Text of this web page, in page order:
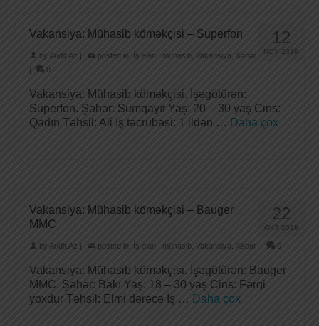
12
NOY 2019
Vakansiya: Mühasib köməkçisi – Superfon
by Audit.Az | posted in: İş elanı mühasib Vakansiya
Xəbər
|
0
Vakansiya: Mühasib köməkçisi. İşəgötürən:
Superfon. Şəhər: Sumqayıt Yaş: 20 – 30 yaş Cins:
Qadın Təhsil: Ali İş təcrübəsi: 1 ildən … Daha çox
22
OKT 2019
Vakansiya: Mühasib köməkçisi – Bauger
MMC
by Audit.Az | posted in: İş elanı mühasib Vakansiya Xəbər | 0
Vakansiya: Mühasib köməkçisi. İşəgötürən: Bauger
MMC. Şəhər: Bakı Yaş: 18 – 30 yaş Cins: Fərqi
yoxdur Təhsil: Elmi dərəcə İş … Daha çox